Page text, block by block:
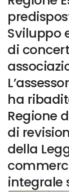
Sviluppo
di
ha
Regione
di
della
integrale